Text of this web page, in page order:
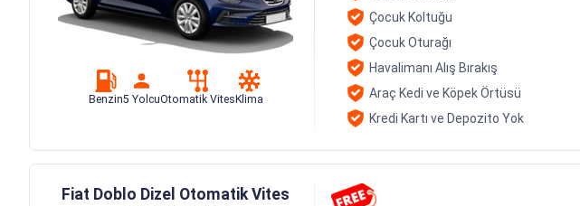
Benzin5 YolcuOtomatik VitesKlima
Çocuk Koltuğu
Çocuk Oturağı
Havalimanı Alış Bırakış
Araç Kedi ve Köpek Örtüsü
Kredi Kartı ve Depozito Yok
Fiat Doblo Dizel Otomatik Vites